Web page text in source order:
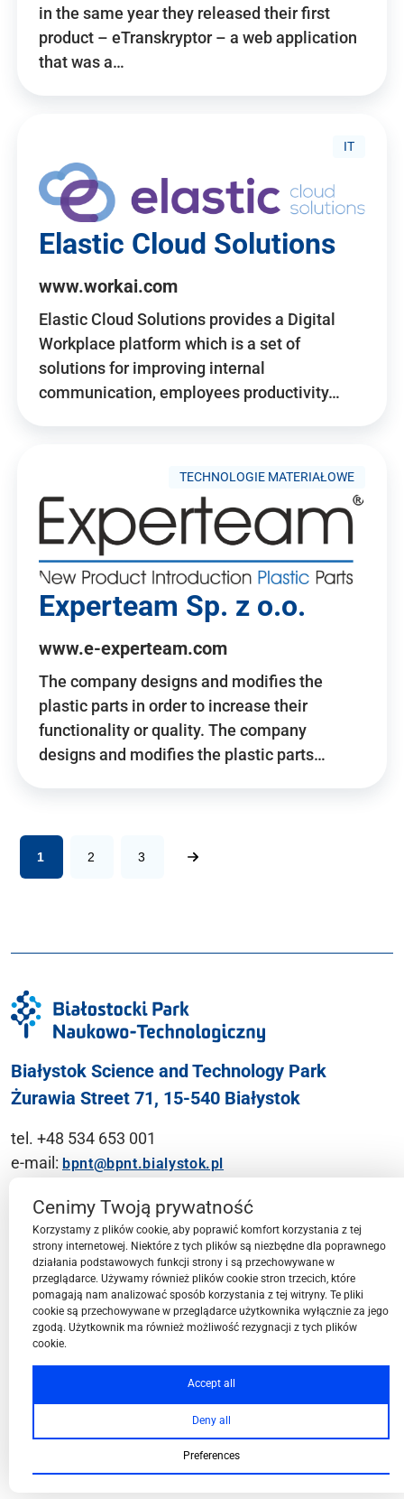
in the same year they released their first
product – eTranskryptor – a web application
that was a…
IT
Elastic Cloud Solutions
www.workai.com
Elastic Cloud Solutions provides a Digital
Workplace platform which is a set of
solutions for improving internal
communication, employees productivity…
TECHNOLOGIE MATERIAŁOWE
Experteam Sp. z o.o.
www.e-experteam.com
The company designs and modifies the
plastic parts in order to increase their
functionality or quality. The company
designs and modifies the plastic parts…
1 2 3
Białystok Science and Technology Park
Żurawia Street 71, 15-540 Białystok
tel. +48 534 653 001
e-mail: bpnt@bpnt.bialystok.pl
Contact
BPN-T Area
BPN-T Offer
Cenimy Twoją prywatność
Korzystamy z plików cookie, aby poprawić komfort korzystania z tej
strony internetowej. Niektóre z tych plików są niezbędne dla poprawnego
działania podstawowych funkcji strony i są przechowywane w
przeglądarce. Używamy również plików cookie stron trzecich, które
pomagają nam analizować sposób korzystania z tej witryny. Te pliki
cookie są przechowywane w przeglądarce użytkownika wyłącznie za jego
zgodą. Użytkownik ma również możliwość rezygnacji z tych plików
cookie.
Accept all
Deny all
Preferences